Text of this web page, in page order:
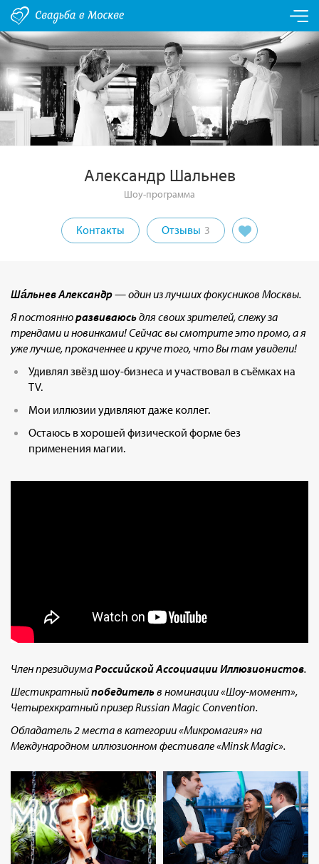
Александр Шальнев
Шоу-программа
Контакты Отзывы 3
Шáльнев Александр— один из лучших фокусников Москвы.
Я постоянноразвиваюсьдля своих зрителей, слежу за
трендами и новинками! Сейчас вы смотрите это промо, а я
уже лучше, прокаченнее и круче того, что Вы там увидели!
Удивлял звёзд шоу-бизнеса и участвовал в съёмках на
TV.
Мои иллюзии удивляют даже коллег.
Остаюсь в хорошей физической форме без
применения магии.
Член президиумаРоссийской Ассоциации Иллюзионистов.
Шестикратныйпобедительв номинации «Шоу-момент»,
Четырехкратный призер Russian Magic Convention.
Обладатель 2 места в категории «Микромагия» на
Международном иллюзионном фестивале «Minsk Magic».